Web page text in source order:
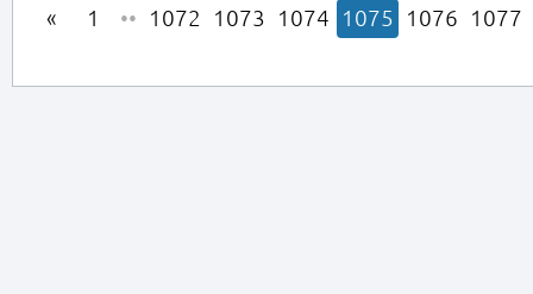
1 •• 1072 1073 1074 1075 1076 1077